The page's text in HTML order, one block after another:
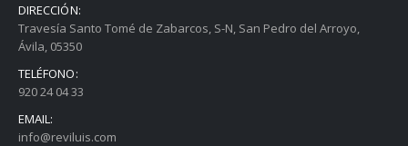
DIRECCIÓN:
Travesía Santo Tomé de Zabarcos, S-N, San Pedro del Arroyo,
Ávila, 05350
TELÉFONO:
920 24 04 33
EMAIL:
info@reviluis.com